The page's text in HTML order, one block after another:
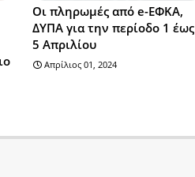
Οι πληρωμές από e-ΕΦΚΑ,
ΔΥΠΑ για την περίοδο 1 έως
5 Απριλίου
Απρίλιος 01, 2024